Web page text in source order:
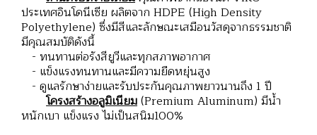
ประเทศอินโดนีเซีย ผลิตจาก HDPE (High Density
Polyethylene) ซึ่งมีสีและลักษณะเสมือนวัสดุจากธรรมชาติ
มีคุณสมบัติดังนี้
- ทนทานต่อรังสียูวีและทุกสภาพอากาศ
- แข็งแรงทนทานและมีความยืดหยุ่นสูง
- ดูแลรักษาง่ายและรับประกันคุณภาพยาวนานถึง 1 ปี
โครงสร้างอลูมิเนียม(Premium Aluminum) มีน้ำ
หนักเบา แข็งแรง ไม่เป็นสนิม100%